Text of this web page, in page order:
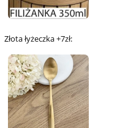
Złota łyżeczka +7zł: